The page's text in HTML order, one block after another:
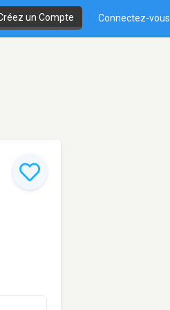
un Compte Connectez-vous